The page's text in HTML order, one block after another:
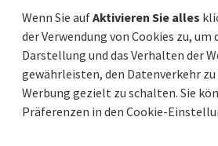
500 m vom Meer entfernt
Preis830 000 €
Gesamtfläche
250 m²
Wenn Sie aufAktivieren Sie alles
der Verwendung von Cookies zu, um
Darstellung und das Verhalten der
gewährleisten, den Datenverkehr zu
Werbung gezielt zu schalten. Sie
Präferenzen in den Cookie-